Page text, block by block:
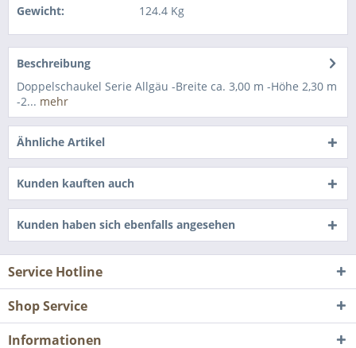
Gewicht:
124.4 Kg
Beschreibung
Doppelschaukel Serie Allgäu -Breite ca. 3,00 m -Höhe 2,30 m
-2... mehr
Ähnliche Artikel
Kunden kauften auch
Kunden haben sich ebenfalls angesehen
Service Hotline
Shop Service
Informationen